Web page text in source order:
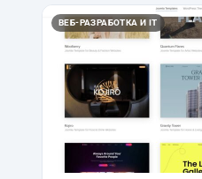
ВЕБ-РАЗРАБОТКА И IT